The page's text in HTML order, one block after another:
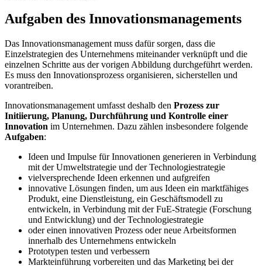
Aufgaben des Innovationsmanagements
Das Innovationsmanagement muss dafür sorgen, dass die
Einzelstrategien des Unternehmens miteinander verknüpft und die
einzelnen Schritte aus der vorigen Abbildung durchgeführt werden.
Es muss den Innovationsprozess organisieren, sicherstellen und
vorantreiben.
Innovationsmanagement umfasst deshalb den Prozess zur
Initiierung, Planung, Durchführung und Kontrolle einer
Innovation im Unternehmen. Dazu zählen insbesondere folgende
Aufgaben:
Ideen und Impulse für Innovationen generieren in Verbindung
mit der Umweltstrategie und der Technologiestrategie
vielversprechende Ideen erkennen und aufgreifen
innovative Lösungen finden, um aus Ideen ein marktfähiges
Produkt, eine Dienstleistung, ein Geschäftsmodell zu
entwickeln, in Verbindung mit der FuE-Strategie (Forschung
und Entwicklung) und der Technologiestrategie
oder einen innovativen Prozess oder neue Arbeitsformen
innerhalb des Unternehmens entwickeln
Prototypen testen und verbessern
Markteinführung vorbereiten und das Marketing bei der